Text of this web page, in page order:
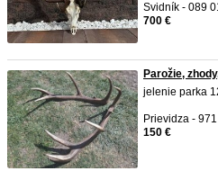
Svidník - 089
700 €
Parožie,
jelenie parka
Prievidza -
150 €